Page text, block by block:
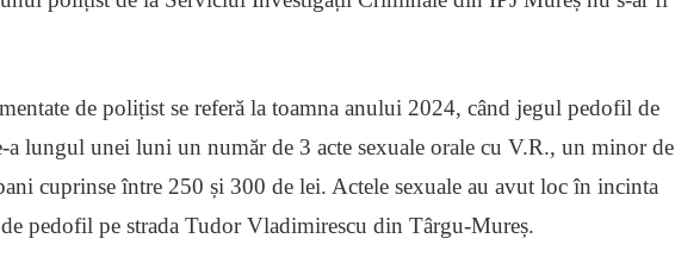
de polițist se referă la toamna anului 2024, când jegul pedofil de
a lungul unei luni un număr de 3 acte sexuale orale cu V.R., un minor de
cuprinse între 250 și 300 de lei. Actele sexuale au avut loc în incinta
pedofil pe strada Tudor Vladimirescu din Târgu-Mureș.